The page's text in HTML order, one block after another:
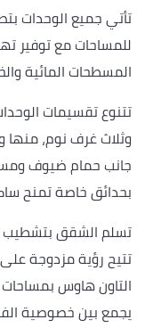
تأتي جميع الوحدات
للمساحات مع توفير
المسطحات المائية
تتنوع تقسيمات
وثلاث غرف نوم،
جانب حمام ضيوف
بحدائق خاصة تمنح
تسلم الشقق بتشطيب
تتيح رؤية مزدوجة
يجمع بين خصوصية